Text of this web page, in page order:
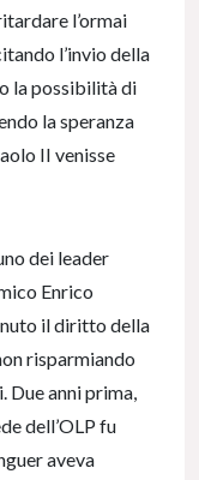
l’ormai
l’invio della
la possibilità di
la speranza
II venisse
dei leader
Enrico
il diritto della
risparmiando
Due anni prima,
dell’OLP fu
aveva